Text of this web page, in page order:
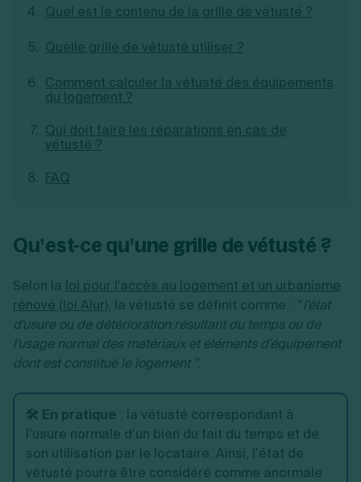
Toutes les modifications
Je souhaite être accompagné
Découvrez notre cabinet d'expertise
Création d'EURL
Création de SARL
Création de SCI
Création d'association
Ouverture compte pro
Fermeture d’une entreprise
Quel est le contenu de la grille de vétusté ?
Quelle grille de vétusté utiliser ?
Comment calculer la vétusté des équipements
du logement ?
Qui doit faire les réparations en cas de
vétusté ?
FAQ
Qu’est-ce qu’une grille de vétusté ?
Selon la loi pour l'accès au logement et un urbanisme
rénové (loi Alur), la vétusté se définit comme : " l'état
d'usure ou de détérioration résultant du temps ou de
l'usage normal des matériaux et éléments d'équipement
dont est constitué le logement ".
🛠️ En pratique : la vétusté correspondant à
l’usure normale d’un bien du fait du temps et de
son utilisation par le locataire. Ainsi, l’état de
vétusté pourra être considéré comme anormale